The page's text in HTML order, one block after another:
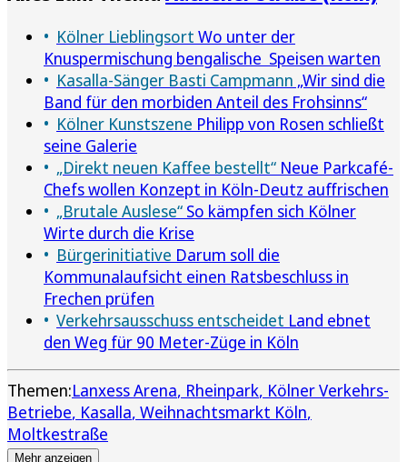
Kölner Lieblingsort Wo unter der
Knuspermischung bengalische Speisen warten
Kasalla-Sänger Basti Campmann „Wir sind die
Band für den morbiden Anteil des Frohsinns“
Kölner Kunstszene Philipp von Rosen schließt
seine Galerie
„Direkt neuen Kaffee bestellt“ Neue Parkcafé-
Chefs wollen Konzept in Köln-Deutz auffrischen
„Brutale Auslese“ So kämpfen sich Kölner
Wirte durch die Krise
Bürgerinitiative Darum soll die
Kommunalaufsicht einen Ratsbeschluss in
Frechen prüfen
Verkehrsausschuss entscheidet Land ebnet
den Weg für 90 Meter-Züge in Köln
Themen:Lanxess Arena Rheinpark Kölner Verkehrs-
Betriebe Kasalla Weihnachtsmarkt Köln
Moltkestraße
Mehr anzeigen